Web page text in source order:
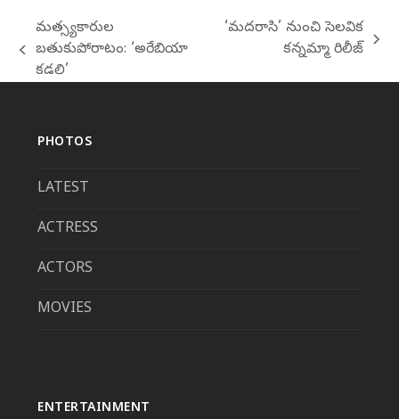
previous
post:
మత్స్యకారుల
బతుకుపోరాటం: ‘అరేబియా
కడలి’
‘మదరాసి’ నుంచి సెలవిక
కన్నమ్మా రిలీజ్
PHOTOS
LATEST
ACTRESS
ACTORS
MOVIES
ENTERTAINMENT